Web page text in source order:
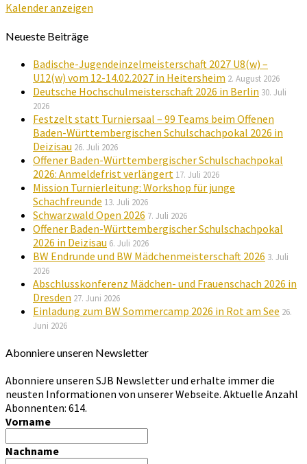
Kalender anzeigen
Neueste Beiträge
Badische-Jugendeinzelmeisterschaft 2027 U8(w) –
U12(w) vom 12-14.02.2027 in Heitersheim 2. August 2026
Deutsche Hochschulmeisterschaft 2026 in Berlin 30. Juli
2026
Festzelt statt Turniersaal – 99 Teams beim Offenen
Baden-Württembergischen Schulschachpokal 2026 in
Deizisau 26. Juli 2026
Offener Baden-Württembergischer Schulschachpokal
2026: Anmeldefrist verlängert 17. Juli 2026
Mission Turnierleitung: Workshop für junge
Schachfreunde 13. Juli 2026
Schwarzwald Open 2026 7. Juli 2026
Offener Baden-Württembergischer Schulschachpokal
2026 in Deizisau 6. Juli 2026
BW Endrunde und BW Mädchenmeisterschaft 2026 3. Juli
2026
Abschlusskonferenz Mädchen- und Frauenschach 2026 in
Dresden 27. Juni 2026
Einladung zum BW Sommercamp 2026 in Rot am See 26.
Juni 2026
Abonniere unseren Newsletter
Abonniere unseren SJB Newsletter und erhalte immer die
neusten Informationen von unserer Webseite. Aktuelle Anzahl
Abonnenten: 614.
Vorname
Nachname